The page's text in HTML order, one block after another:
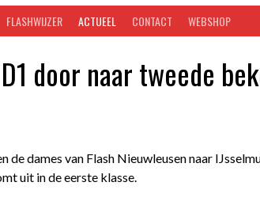
FLASHWIJZER ACTUEEL CONTACT WEBSHOP
door naar tweede
dames van Flash Nieuwleusen naar
uit in de eerste klasse.